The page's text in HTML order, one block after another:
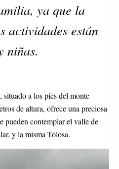
ya que la
actividades están
niñas.
a los pies del monte
de altura, ofrece una preciosa
pueden contemplar el valle de
y la misma Tolosa.